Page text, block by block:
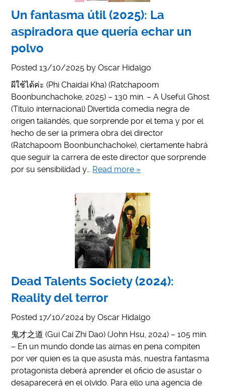
Un fantasma útil (2025): La
aspiradora que quería echar un
polvo
Posted13/10/2025 byOscar Hidalgo
ผีใช้ได้ค่ะ (Phi Chaidai Kha) (Ratchapoom
Boonbunchachoke, 2025) – 130 min. – A Useful Ghost
(Título internacional) Divertida comedia negra de
origen tailandés, que sorprende por el tema y por el
hecho de ser la primera obra del director
(Ratchapoom Boonbunchachoke), ciertamente habrá
que seguir la carrera de este director que sorprende
por su sensibilidad y… Read more »
Dead Talents Society (2024):
Reality del terror
Posted17/10/2024 byOscar Hidalgo
鬼才之道 (Gui Cai Zhi Dao) (John Hsu, 2024) – 105 min.
– En un mundo donde las almas en pena compiten
por ver quien es la que asusta más, nuestra fantasma
protagonista deberá aprender el oficio de asustar o
desaparecerá en el olvido. Para ello una agencia de